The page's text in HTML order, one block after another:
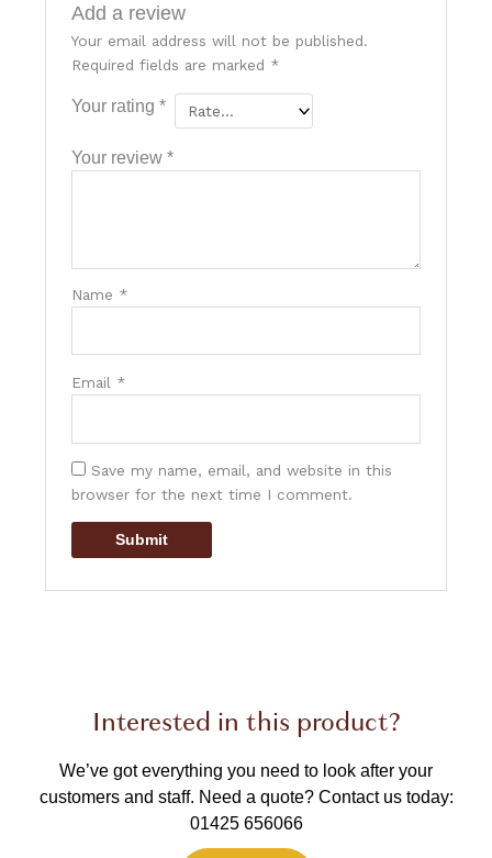
Add a review
Your email address will not be published.
Required fields are marked *
Your rating*
Your review*
Name *
Email *
Save my name, email, and website in this
browser for the next time I comment.
Interested in this product?
We’ve got everything you need to look after your
customers and staff. Need a quote? Contact us today:
01425 656066